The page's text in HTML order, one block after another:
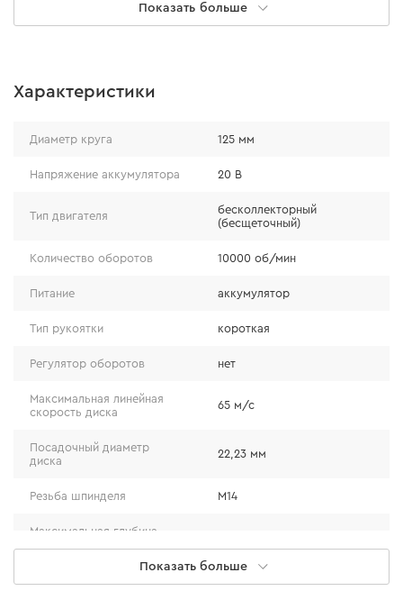
Данный тип двигателя более энергоэффективный и
может уменьшить расход батареи до 50%.
Долговечность двигателя увеличивается благодаря
продлевает срок службы.
Показать больше
Характеристики
Диаметр круга 125 мм
Напряжение аккумулятора 20 В
Тип двигателя
бесколлекторный
(бесщеточный)
Количество оборотов 10000 об/мин
Питание аккумулятор
Тип рукоятки короткая
Регулятор оборотов нет
Максимальная линейная
скорость диска
65 м/с
Посадочный диаметр
диска
22,23 мм
Резьба шпинделя М14
Максимальная глубина
Показать больше